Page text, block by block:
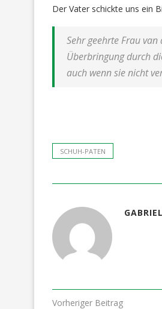
Der Vater schickte uns ein
Sehr geehrte Frau
Überbringung durch
auch wenn sie nicht
SCHUH-PATEN
Vorheriger Beitrag